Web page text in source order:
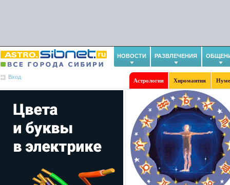
НОВОСТИ РАЗВЛЕЧЕНИЯ
Вход
Астрология Хиромантия